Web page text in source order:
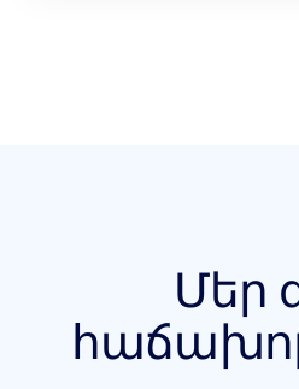
Մեր